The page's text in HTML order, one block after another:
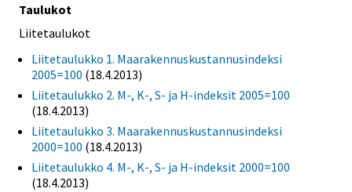
Taulukot
Liitetaulukot
Liitetaulukko 1. Maarakennuskustannusindeksi
2005=100 (18.4.2013)
Liitetaulukko 2. M-, K-, S- ja H-indeksit 2005=100
(18.4.2013)
Liitetaulukko 3. Maarakennuskustannusindeksi
2000=100 (18.4.2013)
Liitetaulukko 4. M-, K-, S- ja H-indeksit 2000=100
(18.4.2013)